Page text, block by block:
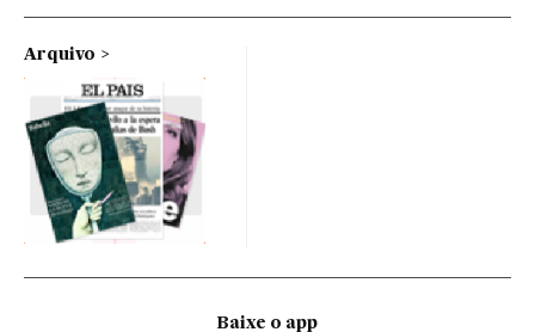
Arquivo
Baixe o app